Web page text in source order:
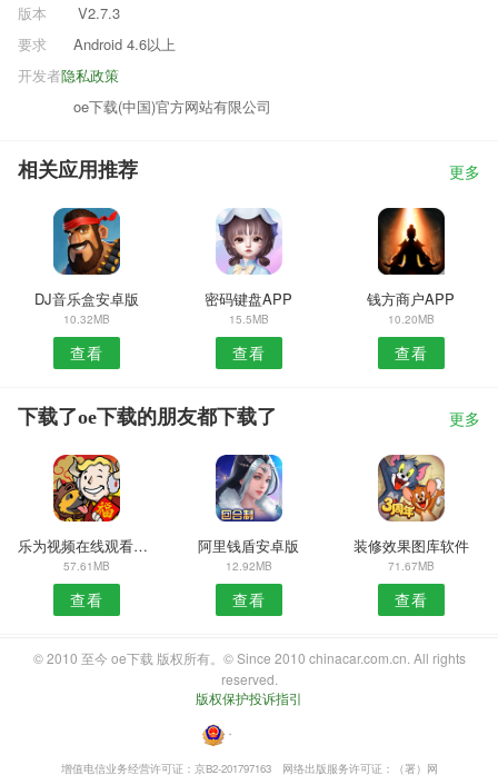
版本
V2.7.3
要求
Android 4.6以上
隐私政策
开发者
oe下载(中国)官方网站有限公司
相关应用推荐 更多
DJ音乐盒安卓版
10.32MB
查看
密码键盘APP
15.5MB
查看
钱方商户APP
10.20MB
查看
下载了oe下载的朋友都下载了 更多
乐为视频在线观看安卓版
57.61MB
查看
阿里钱盾安卓版
12.92MB
查看
装修效果图库软件
71.67MB
查看
© 2010 至今 oe下载 版权所有。© Since 2010 chinacar.com.cn. All rights
reserved.
版权保护投诉指引
・
增值电信业务经营许可证：京B2-201797163 网络出版服务许可证：（署）网